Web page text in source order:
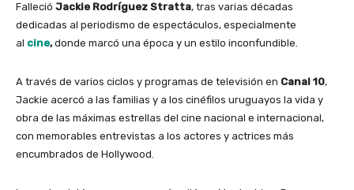
Falleció Jackie Rodríguez Stratta, tras varias décadas
dedicadas al periodismo de espectáculos, especialmente
al cine,donde marcó una época y un estilo inconfundible.
A través de varios ciclos y programas de televisión en Canal 10,
Jackie acercó a las familias y a los cinéfilos uruguayos la vida y
obra de las máximas estrellas del cine nacional e internacional,
con memorables entrevistas a los actores y actrices más
encumbrados de Hollywood.